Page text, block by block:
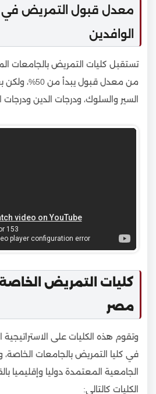
معدل قبول التمريض في
الوافدين
تستقبل كليات التمريض بالجامعات
من معدل قبول
السير والسلوك، ودرجات الدين ودرجات
كليات التمريض
مصر
وتقوم هذه الكليات على الاستراتيجية
في كليا التمريض بالجامعات الخاصة،
الجامعية المعتمدة دوليا وإقليميا
الكليات كالتالي: